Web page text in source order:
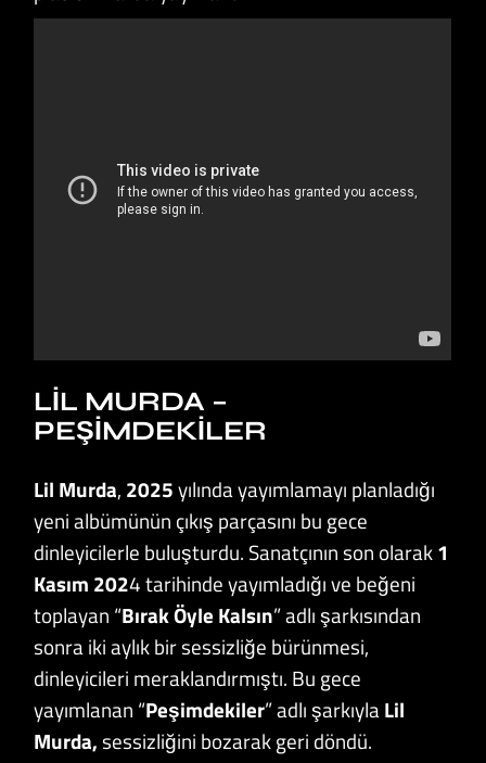
LIL MURDA –
PEŞIMDEKILER
Lil Murda, 2025yılında yayımlamayı planladığı
yeni albümünün çıkış parçasını bu gece
dinleyicilerle buluşturdu. Sanatçının son olarak1
Kasım 2024 tarihinde yayımladığı ve beğeni
toplayan “Bırak Öyle Kalsın” adlı şarkısından
sonra iki aylık bir sessizliğe bürünmesi,
dinleyicileri meraklandırmıştı. Bu gece
yayımlanan “Peşimdekiler” adlı şarkıylaLil
Murda, sessizliğini bozarak geri döndü.